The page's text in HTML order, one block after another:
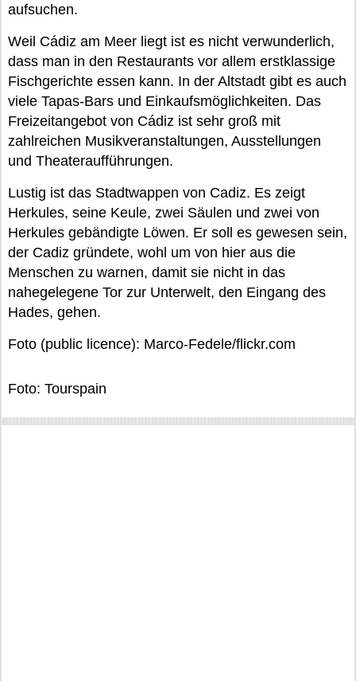
aufsuchen.
Weil Cádiz am Meer liegt ist es nicht verwunderlich,
dass man in den Restaurants vor allem erstklassige
Fischgerichte essen kann. In der Altstadt gibt es auch
viele Tapas-Bars und Einkaufsmöglichkeiten. Das
Freizeitangebot von Cádiz ist sehr groß mit
zahlreichen Musikveranstaltungen, Ausstellungen
und Theateraufführungen.
Lustig ist das Stadtwappen von Cadiz. Es zeigt
Herkules, seine Keule, zwei Säulen und zwei von
Herkules gebändigte Löwen. Er soll es gewesen sein,
der Cadiz gründete, wohl um von hier aus die
Menschen zu warnen, damit sie nicht in das
nahegelegene Tor zur Unterwelt, den Eingang des
Hades, gehen.
Foto (public licence): Marco-Fedele/flickr.com
Foto: Tourspain